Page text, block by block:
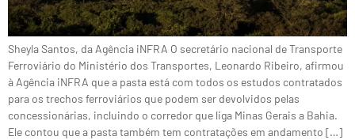
Sheyla Santos, da Agência iNFRA O secretário nacional de Transporte
Ferroviário do Ministério dos Transportes, Leonardo Ribeiro, afirmou
à Agência iNFRA que a pasta está com todos os estudos contratados
para os trechos ferroviários que podem ser devolvidos pelas
concessionárias, incluindo o corredor que liga Minas Gerais a Bahia.
Ele contou que a pasta também tem contratações em andamento […]